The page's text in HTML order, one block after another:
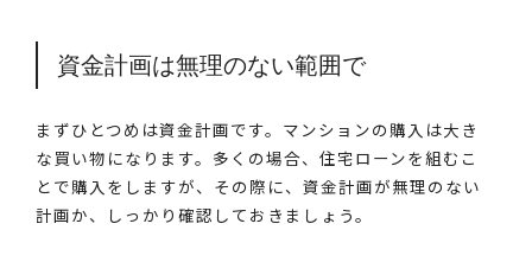
資金計画は無理のない範囲で
まずひとつめは資金計画です。マンションの購入は大き
な買い物になります。多くの場合、住宅ローンを組むこ
とで購入をしますが、その際に、資金計画が無理のない
計画か、しっかり確認しておきましょう。